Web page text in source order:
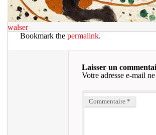
walser
Bookmark the permalink.
Laisser un
Votre adresse e-mail
Commentaire *